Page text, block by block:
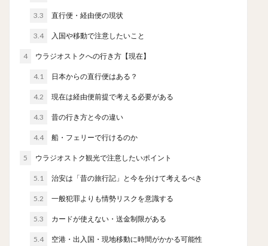
3.3 直行便・経由便の現状
3.4 入国や移動で注意したいこと
4 ウラジオストクへの行き方【現在】
4.1 日本からの直行便はある？
4.2 現在は経由便前提で考える必要がある
4.3 昔の行き方と今の違い
4.4 船・フェリーで行けるのか
5 ウラジオストク観光で注意したいポイント
5.1 治安は「昔の旅行記」と今を分けて考えるべき
5.2 一般犯罪よりも情勢リスクを意識する
5.3 カードが使えない・送金制限がある
5.4 空港・出入国・現地移動に時間がかかる可能性